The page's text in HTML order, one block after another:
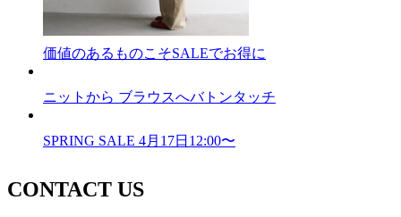
価値のあるものこそSALEでお得に
ニットから ブラウスへバトンタッチ
SPRING SALE 4月17日12:00〜
CONTACT US